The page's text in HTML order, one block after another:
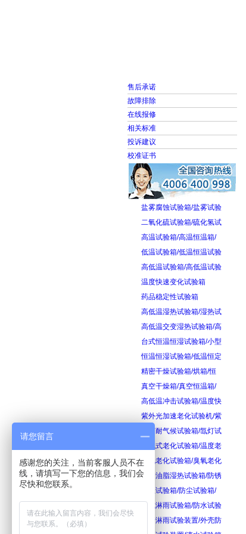
售后承诺
故障排除
在线报修
相关标准
投诉建议
校准证书
盐雾腐蚀试验箱/盐雾试验
二氧化硫试验箱/硫化氢试
高温试验箱/高温恒温箱/
低温试验箱/低温恒温试验
高低温试验箱/高低温试验
温度快速变化试验箱
药品稳定性试验箱
高低温湿热试验箱/湿热试
高低温交变湿热试验箱/高
台式恒温恒湿试验箱/小型
恒温恒湿试验箱/低温恒定
精密干燥试验箱/烘箱/恒
真空干燥箱/真空恒温箱/
高低温冲击试验箱/温度快
紫外光加速老化试验机/紫
氙灯耐气候试验箱/氙灯试
换气式老化试验箱/温度老
臭氧老化试验箱/臭氧老化
防锈油脂湿热试验箱/防锈
砂尘试验箱/防尘试验箱/
箱式淋雨试验箱/防水试验
摆管淋雨试验装置/外壳防
请您留言
感谢您的关注，当前客服人员不在
线，请填写一下您的信息，我们会
尽快和您联系。